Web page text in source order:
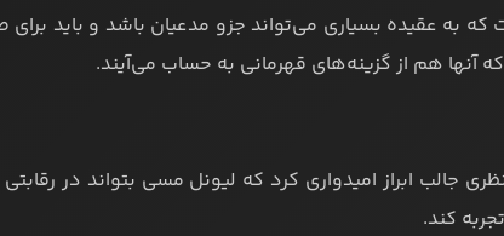
که به عقیده بسیاری می‌تواند جزو مدعیان باشد و باید
آنها هم از گزینه‌های قهرمانی به حساب می‌آیند.
جالب ابراز امیدواری کرد که لیونل مسی بتواند در
کند.